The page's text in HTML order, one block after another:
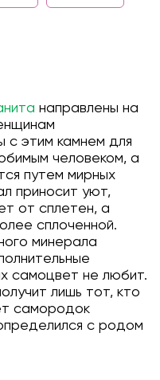
направлены на
с этим камнем для
человеком, а
путем мирных
приносит уют,
от сплетен, а
сплоченной.
минерала
самоцвет не любит.
лишь тот, кто
самородок
с родом